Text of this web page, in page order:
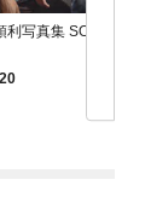
利写真集 SOAR